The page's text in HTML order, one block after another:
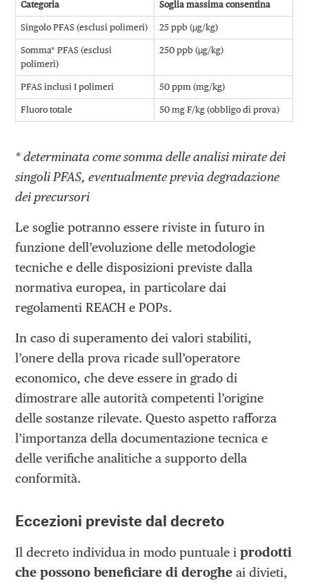
Categoria Soglia massima consentina
Singolo PFAS (esclusi polimeri) 25 ppb (µg/kg)
Somma* PFAS (esclusi
polimeri)
250 ppb (µg/kg)
PFAS inclusi I polimeri 50 ppm (mg/kg)
Fluoro totale 50 mg F/kg (obbligo di prova)
* determinata come somma delle analisi mirate dei
singoli PFAS, eventualmente previa degradazione
dei precursori
Le soglie potranno essere riviste in futuro in
funzione dell’evoluzione delle metodologie
tecniche e delle disposizioni previste dalla
normativa europea, in particolare dai
regolamenti REACH e POPs.
In caso di superamento dei valori stabiliti,
l’onere della prova ricade sull’operatore
economico, che deve essere in grado di
dimostrare alle autorità competenti l’origine
delle sostanze rilevate. Questo aspetto rafforza
l’importanza della documentazione tecnica e
delle verifiche analitiche a supporto della
conformità.
Eccezioni previste dal decreto
Il decreto individua in modo puntuale iprodotti
che possono beneficiare di deroghe ai divieti,